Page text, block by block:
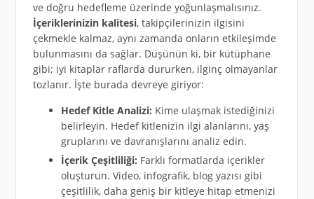
ve doğru hedefleme üzerinde yoğunlaşmalısınız.
İçeriklerinizin kalitesi, takipçilerinizin ilgisini
çekmekle kalmaz, aynı zamanda onların etkileşimde
bulunmasını da sağlar. Düşünün ki, bir kütüphane
gibi; iyi kitaplar raflarda dururken, ilginç olmayanlar
tozlanır. İşte burada devreye giriyor:
Hedef Kitle Analizi: Kime ulaşmak istediğinizi
belirleyin. Hedef kitlenizin ilgi alanlarını, yaş
gruplarını ve davranışlarını analiz edin.
İçerik Çeşitliliği: Farklı formatlarda içerikler
oluşturun. Video, infografik, blog yazısı gibi
çeşitlilik, daha geniş bir kitleye hitap etmenizi